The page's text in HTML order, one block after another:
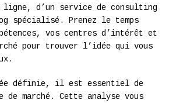
ligne, d’un service de consulting
spécialisé. Prenez le temps
vos centres d’intérêt et
pour trouver l’idée qui vous
définie, il est essentiel de
de marché. Cette analyse vous